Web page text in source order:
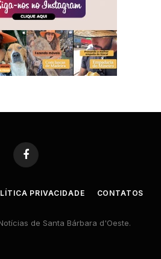
Facebook
PRIVACIDADE CONTATOS
de Santa Bárbara d'Oeste.